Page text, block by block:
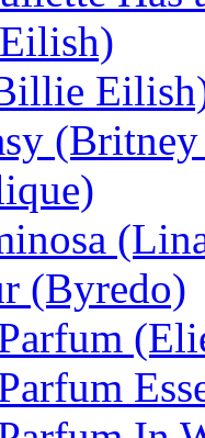
(Britney
(Byredo)